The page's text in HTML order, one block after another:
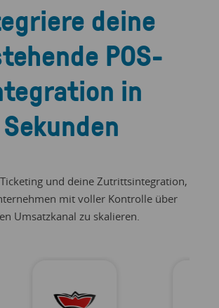
deine
POS-
in
Sekunden
und deine Zutrittsintegration,
mit voller Kontrolle über
Umsatzkanal zu skalieren.